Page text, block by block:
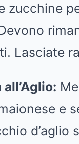
zucchine
Lasciate
all’Aglio:
e
d’aglio